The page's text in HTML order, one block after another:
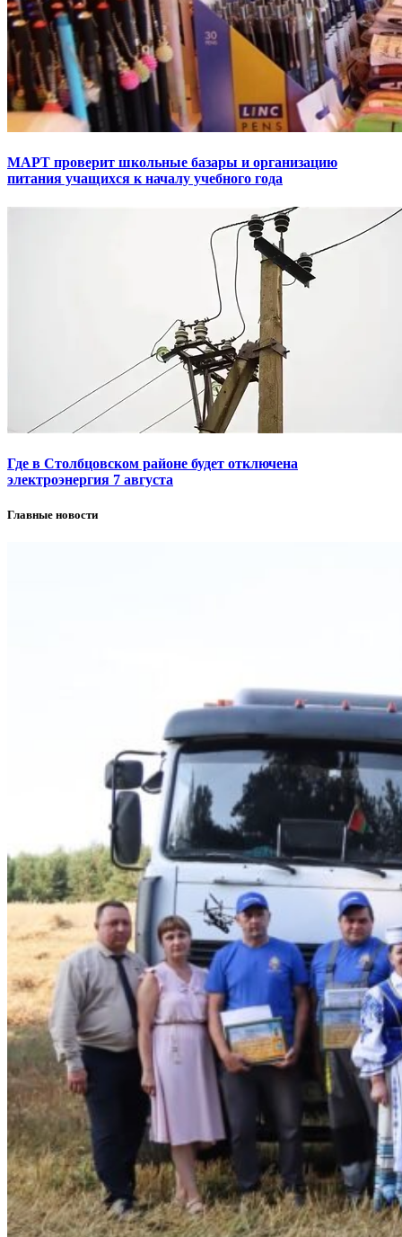
МАРТ проверит школьные базары и организацию
питания учащихся к началу учебного года
Где в Столбцовском районе будет отключена
электроэнергия 7 августа
Главные новости